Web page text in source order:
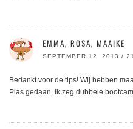
EMMA, ROSA, MAAIKE
SEPTEMBER 12, 2013 /
Bedankt voor de tips! Wij hebben
Plas gedaan, ik zeg dubbele